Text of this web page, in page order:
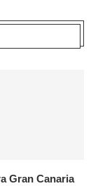
Gran Canaria